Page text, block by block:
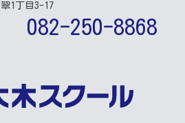
1丁目3-17
082-250-8868